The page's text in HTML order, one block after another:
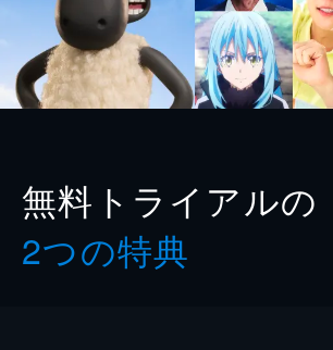
無料トライアルの
2つの特典